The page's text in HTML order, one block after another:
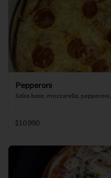
Pepperoni
Salsa base, mozzarella,
$10.990